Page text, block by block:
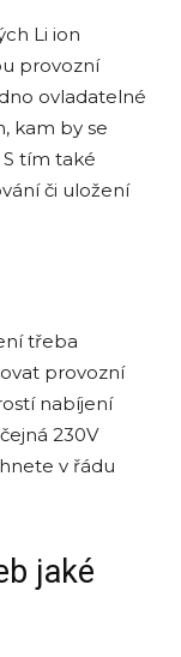
Li ion
provozní
ovladatelné
kam by se
tím také
či uložení
třeba
provozní
nabíjení
230V
v řádu
jaké